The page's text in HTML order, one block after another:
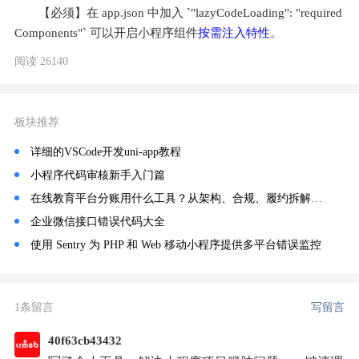
【必须】在 app.json 中加入 `"lazyCodeLoading": "required
Components"` 可以开启小程序组件按需注入特性。
阅读 26140
板块推荐
详细的VSCode开发uni-app教程
小程序代码审核新手入门篇
在线教育平台分账用什么工具？从架构、合规、履约拆解，为何行业 90% 平台统一选用分账链
企业微信接口错误代码大全
使用 Sentry 为 PHP 和 Web 移动小程序提供多平台错误监控
1条留言 写留言
40f63cb43432